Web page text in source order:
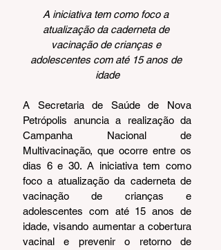
A iniciativa tem como foco a
atualização da caderneta de
vacinação de crianças e
adolescentes com até 15 anos de
idade
A Secretaria de Saúde de Nova
Petrópolis anuncia a realização da
Campanha Nacional de
Multivacinação, que ocorre entre os
dias 6 e 30. A iniciativa tem como
foco a atualização da caderneta de
vacinação de crianças e
adolescentes com até 15 anos de
idade, visando aumentar a cobertura
vacinal e prevenir o retorno de